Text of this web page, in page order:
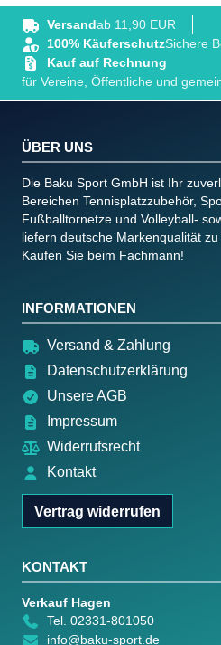
Versandab 11,90 EUR
100% KäuferschutzSichere
Kauf auf Rechnung
für Vereine, Öffentliche und
ÜBER UNS
Die Baku Sport GmbH ist Ihr
Bereichen Tennisplatzzubehör,
Fußballtornetze und Volleyball-
liefern deutsche Markenqualität zu
Kaufen Sie beim Fachmann!
INFORMATIONEN
Versand & Zahlung
Datenschutzerklärung
Unsere AGB
Impressum
Widerrufsrecht
Kontakt
Vertrag widerrufen
KONTAKT
Verkauf Hagen
Tel. 02331-801050
info@baku-sport.de